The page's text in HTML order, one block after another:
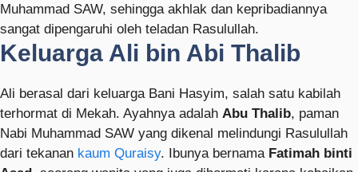
Muhammad SAW, sehingga akhlak dan kepribadiannya
sangat dipengaruhi oleh teladan Rasulullah.
Keluarga Ali bin Abi Thalib
Ali berasal dari keluarga Bani Hasyim, salah satu kabilah
terhormat di Mekah. Ayahnya adalah Abu Thalib, paman
Nabi Muhammad SAW yang dikenal melindungi Rasulullah
dari tekanan kaum Quraisy. Ibunya bernama Fatimah binti